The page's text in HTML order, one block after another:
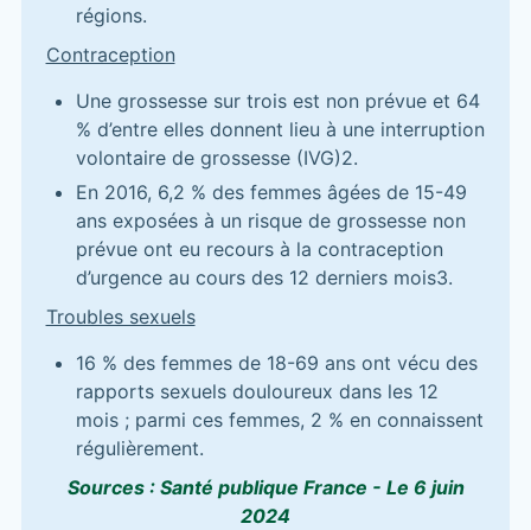
régions.
Contraception
Une grossesse sur trois est non prévue et 64
% d’entre elles donnent lieu à une interruption
volontaire de grossesse (IVG)2.
En 2016, 6,2 % des femmes âgées de 15-49
ans exposées à un risque de grossesse non
prévue ont eu recours à la contraception
d’urgence au cours des 12 derniers mois3.
Troubles sexuels
16 % des femmes de 18-69 ans ont vécu des
rapports sexuels douloureux dans les 12
mois ; parmi ces femmes, 2 % en connaissent
régulièrement.
Sources : Santé publique France - Le 6 juin
2024